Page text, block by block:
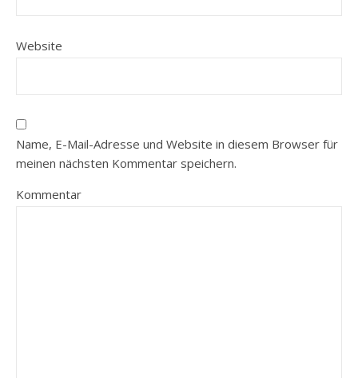
Website
Name, E-Mail-Adresse und Website in diesem Browser für
meinen nächsten Kommentar speichern.
Kommentar